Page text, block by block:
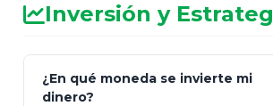
Inversión y
¿En qué moneda se invierte mi
dinero?